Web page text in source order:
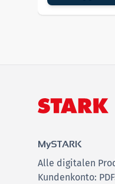
MySTARK
Alle digitalen
Kundenkonto: